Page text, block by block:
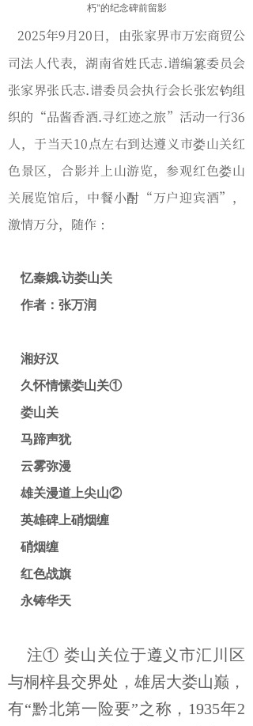
朽”的纪念碑前留影
2025年9月20日，由张家界市万宏商贸公
司法人代表，湖南省姓氏志.谱编篡委员会
张家界张氏志.谱委员会执行会长张宏钧组
织的“品酱香酒.寻红迹之旅”活动一行36
人，于当天10点左右到达遵义市娄山关红
色景区，合影并上山游览，参观红色娄山
关展览馆后，中餐小酎“万户迎宾酒”，
激情万分，随作：
忆秦娥.访娄山关
作者：张万润
湘好汉
久怀情愫娄山关①
娄山关
马蹄声犹
云雾弥漫
雄关漫道上尖山②
英雄碑上硝烟缠
硝烟缠
红色战旗
永铸华天
注① 娄山关位于遵义市汇川区
与桐梓县交界处，雄居大娄山巅，
有“黔北第一险要”之称，1935年2